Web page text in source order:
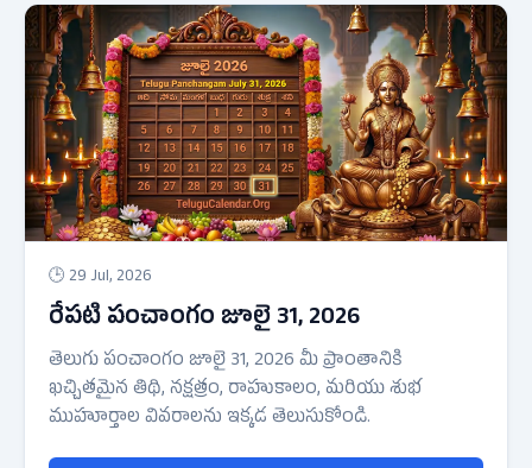
🕒 29 Jul, 2026
రేపటి పంచాంగం జూలై 31, 2026
తెలుగు పంచాంగం జూలై 31, 2026 మీ ప్రాంతానికి
ఖచ్చితమైన తిథి, నక్షత్రం, రాహుకాలం, మరియు శుభ
ముహూర్తాల వివరాలను ఇక్కడ తెలుసుకోండి.